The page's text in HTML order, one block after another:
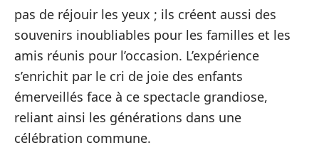
pas de réjouir les yeux ; ils créent aussi des
souvenirs inoubliables pour les familles et les
amis réunis pour l’occasion. L’expérience
s’enrichit par le cri de joie des enfants
émerveillés face à ce spectacle grandiose,
reliant ainsi les générations dans une
célébration commune.